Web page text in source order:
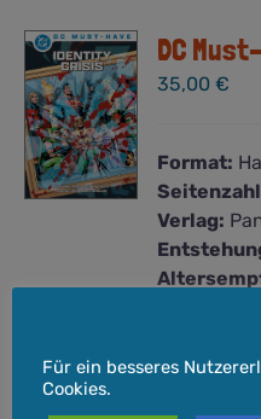
DC
35,00€
Format:
Verlag:
lassen wir
Für ein besseres
Cookies.